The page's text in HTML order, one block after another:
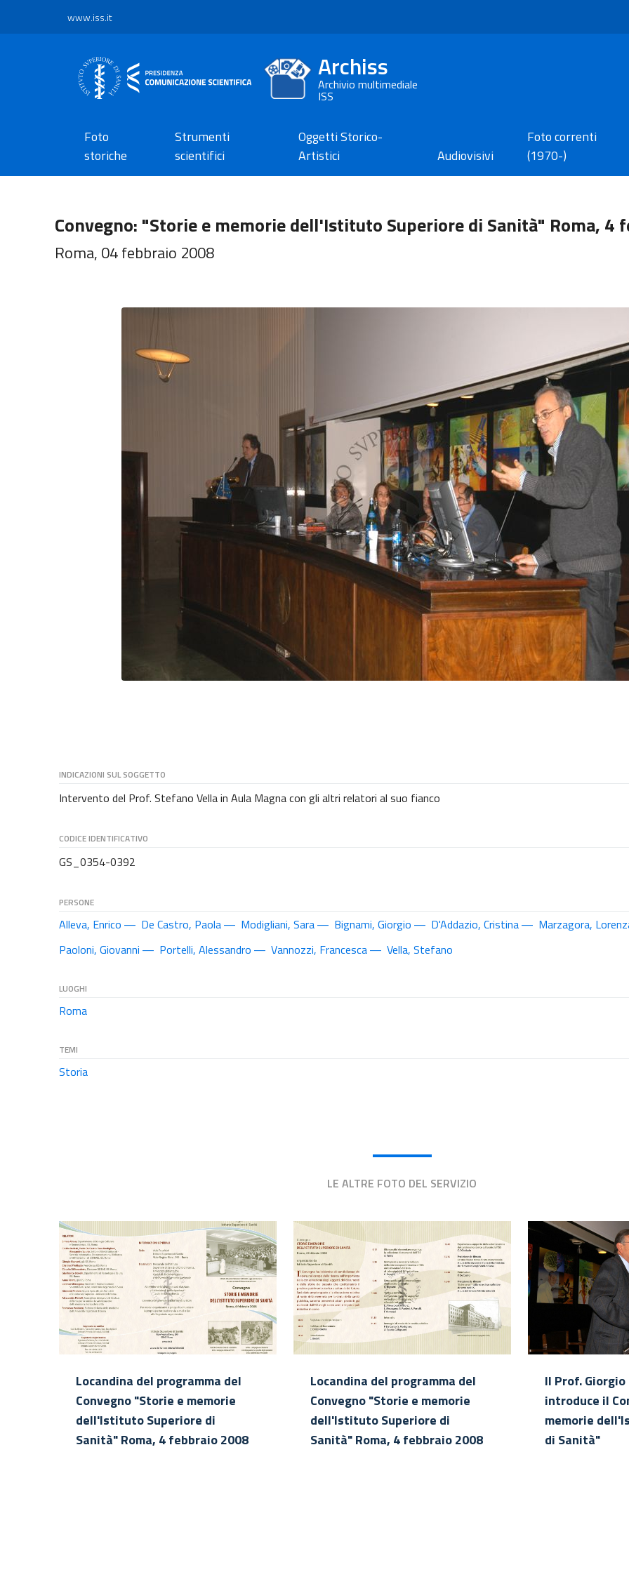
www.iss.it
Archiss
Archivio multimediale
ISS
Foto
storiche
Strumenti
scientifici
Oggetti Storico-
Artistici
Audiovisivi
Foto correnti
(1970-)
Convegno: "Storie e memorie dell'Istituto Superiore di Sanità" Roma, 4
Roma, 04 febbraio 2008
INDICAZIONI SUL SOGGETTO
Intervento del Prof. Stefano Vella in Aula Magna con gli altri relatori al suo fianco
CODICE IDENTIFICATIVO
GS_0354-0392
PERSONE
Alleva, Enrico De Castro, Paola Modigliani, Sara Bignami, Giorgio D'Addazio, Cristina
Marzagora,
Paoloni, Giovanni
Portelli, Alessandro Vannozzi, Francesca Vella, Stefano
LUOGHI
Roma
TEMI
Storia
LE ALTRE FOTO DEL SERVIZIO
Locandina del programma del
Convegno "Storie e memorie
dell'Istituto Superiore di
Sanità" Roma, 4 febbraio 2008
Locandina del programma del
Convegno "Storie e memorie
dell'Istituto Superiore di
Sanità" Roma, 4 febbraio 2008
Il Prof.
introduce il
memorie
di Sanità"